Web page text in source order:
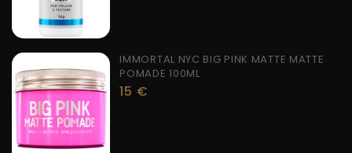
IMMORTAL NYC BIG PINK MATTE MATTE
POMADE 100ML
15 €